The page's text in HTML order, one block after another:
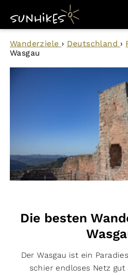
WANDERZIELE
WANDERUNGEN
ENTDECKEN
MAGAZIN
Wanderziele › Deutschland ›
Wasgau
Die besten
Der Wasgau ist ein
schier endloses Netz gut